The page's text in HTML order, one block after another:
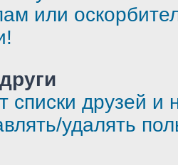
или
списки друзей и
удалять